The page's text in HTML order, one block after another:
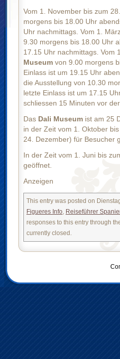
Vom 1. November bis zum
morgens bis 18.00 Uhr
Uhr nachmittags. Vom 1.
9.30 morgens bis 18.00 Uhr
17.15 Uhr nachmittags. Vom
Museum von 9.00 morgens
Einlass ist um 19.15 Uhr
die Ausstellung von 10.30
letzte Einlass ist um 17.15
schliessen 15 Minuten vor
Das Dali Museum ist am 25
in der Zeit vom 1. Oktober
24. Dezember) für Besucher
In der Zeit vom 1. Juni bis
geöffnet.
Anzeigen
This entry was posted on
Figueres Info, Reiseführer
responses to this entry through
currently closed.